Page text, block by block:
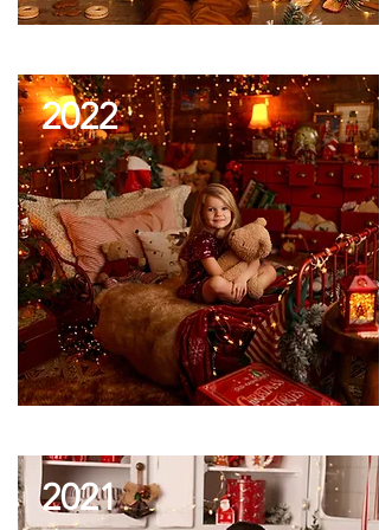
2022
2021